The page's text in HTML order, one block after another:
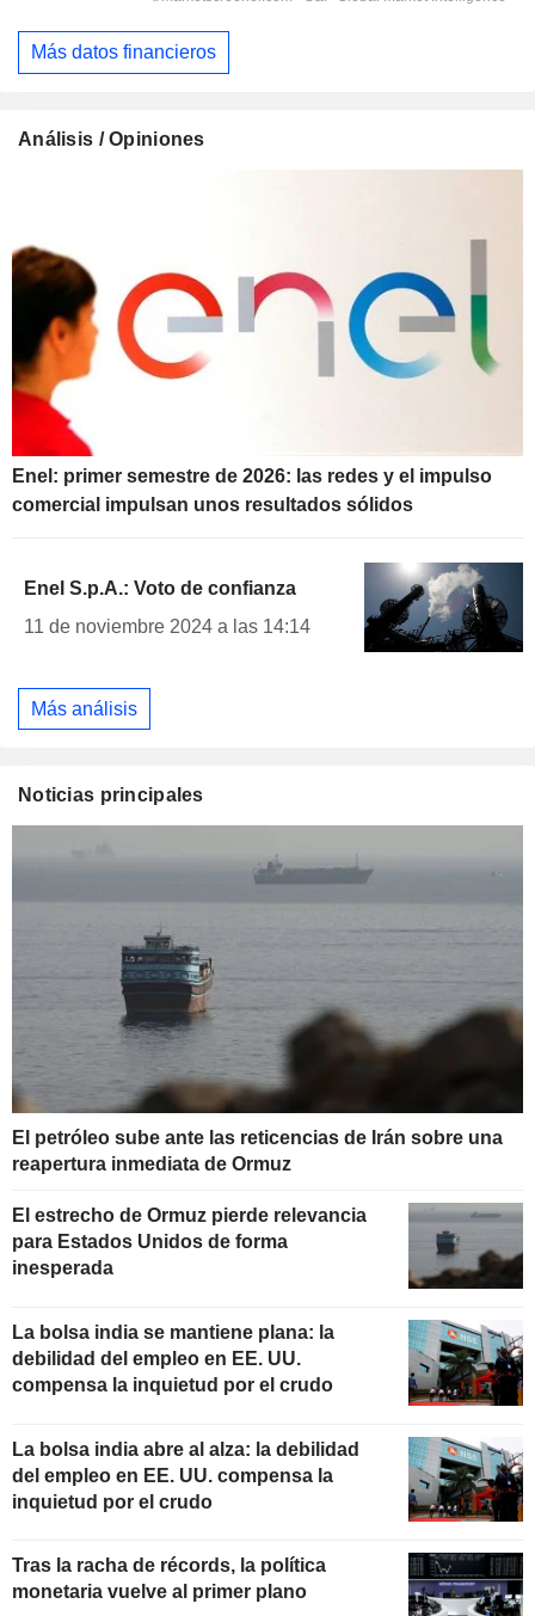
Más datos financieros
Análisis / Opiniones
Enel: primer semestre de 2026: las redes y el impulso
comercial impulsan unos resultados sólidos
Enel S.p.A.: Voto de confianza
11 de noviembre 2024 a las 14:14
Más análisis
Noticias principales
El petróleo sube ante las reticencias de Irán sobre una
reapertura inmediata de Ormuz
El estrecho de Ormuz pierde relevancia
para Estados Unidos de forma
inesperada
La bolsa india se mantiene plana: la
debilidad del empleo en EE. UU.
compensa la inquietud por el crudo
La bolsa india abre al alza: la debilidad
del empleo en EE. UU. compensa la
inquietud por el crudo
Tras la racha de récords, la política
monetaria vuelve al primer plano